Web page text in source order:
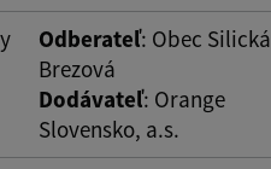
Odberateľ: Obec Silická
Brezová
Dodávateľ: Orange
Slovensko, a.s.